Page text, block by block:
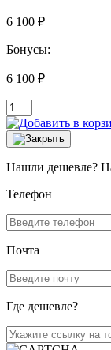
6 100 ₽
Бонусы:
6 100 ₽
Нашли дешевле?
Телефон
Почта
Где дешевле?